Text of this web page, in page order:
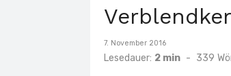
Veröffentlicht
am
7. November 2016
Lesedauer: 2 min - 339